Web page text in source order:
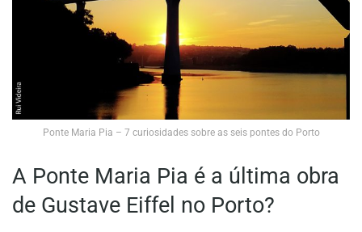
Ponte Maria Pia – 7 curiosidades sobre as seis pontes do Porto
A Ponte Maria Pia é a última obra
de Gustave Eiffel no Porto?